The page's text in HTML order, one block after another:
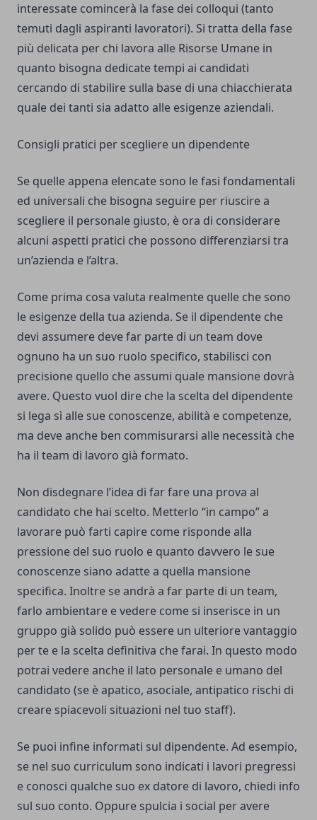
interessate comincerà la fase dei colloqui (tanto
temuti dagli aspiranti lavoratori). Si tratta della fase
più delicata per chi lavora alle Risorse Umane in
quanto bisogna dedicate tempi ai candidati
cercando di stabilire sulla base di una chiacchierata
quale dei tanti sia adatto alle esigenze aziendali.
Consigli pratici per scegliere un dipendente
Se quelle appena elencate sono le fasi fondamentali
ed universali che bisogna seguire per riuscire a
scegliere il personale giusto, è ora di considerare
alcuni aspetti pratici che possono differenziarsi tra
un’azienda e l’altra.
Come prima cosa valuta realmente quelle che sono
le esigenze della tua azienda. Se il dipendente che
devi assumere deve far parte di un team dove
ognuno ha un suo ruolo specifico, stabilisci con
precisione quello che assumi quale mansione dovrà
avere. Questo vuol dire che la scelta del dipendente
si lega sì alle sue conoscenze, abilità e competenze,
ma deve anche ben commisurarsi alle necessità che
ha il team di lavoro già formato.
Non disdegnare l’idea di far fare una prova al
candidato che hai scelto. Metterlo “in campo” a
lavorare può farti capire come risponde alla
pressione del suo ruolo e quanto davvero le sue
conoscenze siano adatte a quella mansione
specifica. Inoltre se andrà a far parte di un team,
farlo ambientare e vedere come si inserisce in un
gruppo già solido può essere un ulteriore vantaggio
per te e la scelta definitiva che farai. In questo modo
potrai vedere anche il lato personale e umano del
candidato (se è apatico, asociale, antipatico rischi di
creare spiacevoli situazioni nel tuo staff).
Se puoi infine informati sul dipendente. Ad esempio,
se nel suo curriculum sono indicati i lavori pregressi
e conosci qualche suo ex datore di lavoro, chiedi info
sul suo conto. Oppure spulcia i social per avere